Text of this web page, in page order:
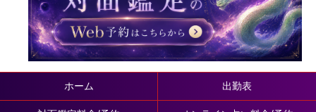
ホーム 出勤表